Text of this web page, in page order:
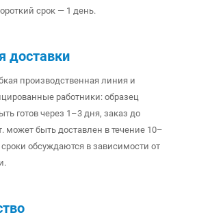
срок — 1 день.
доставки
производственная линия и
работники: образец
готов через 1–3 дня, заказ до
может быть доставлен в течение 10–
обсуждаются в зависимости от